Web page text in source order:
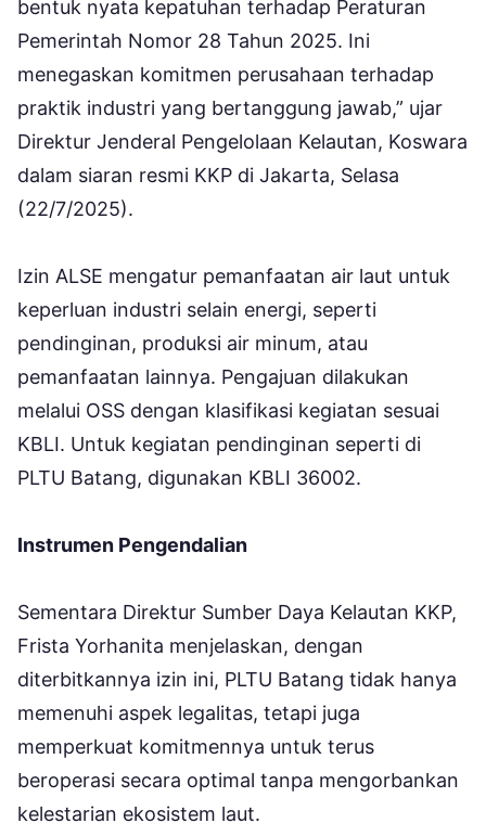
bentuk nyata kepatuhan terhadap Peraturan
Pemerintah Nomor 28 Tahun 2025. Ini
menegaskan komitmen perusahaan terhadap
praktik industri yang bertanggung jawab,” ujar
Direktur Jenderal Pengelolaan Kelautan, Koswara
dalam siaran resmi KKP di Jakarta, Selasa
(22/7/2025).
Izin ALSE mengatur pemanfaatan air laut untuk
keperluan industri selain energi, seperti
pendinginan, produksi air minum, atau
pemanfaatan lainnya. Pengajuan dilakukan
melalui OSS dengan klasifikasi kegiatan sesuai
KBLI. Untuk kegiatan pendinginan seperti di
PLTU Batang, digunakan KBLI 36002.
Instrumen Pengendalian
Sementara Direktur Sumber Daya Kelautan KKP,
Frista Yorhanita menjelaskan, dengan
diterbitkannya izin ini, PLTU Batang tidak hanya
memenuhi aspek legalitas, tetapi juga
memperkuat komitmennya untuk terus
beroperasi secara optimal tanpa mengorbankan
kelestarian ekosistem laut.